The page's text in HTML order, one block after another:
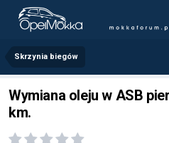
Skrzynia biegów
Wymiana oleju w ASB
km.